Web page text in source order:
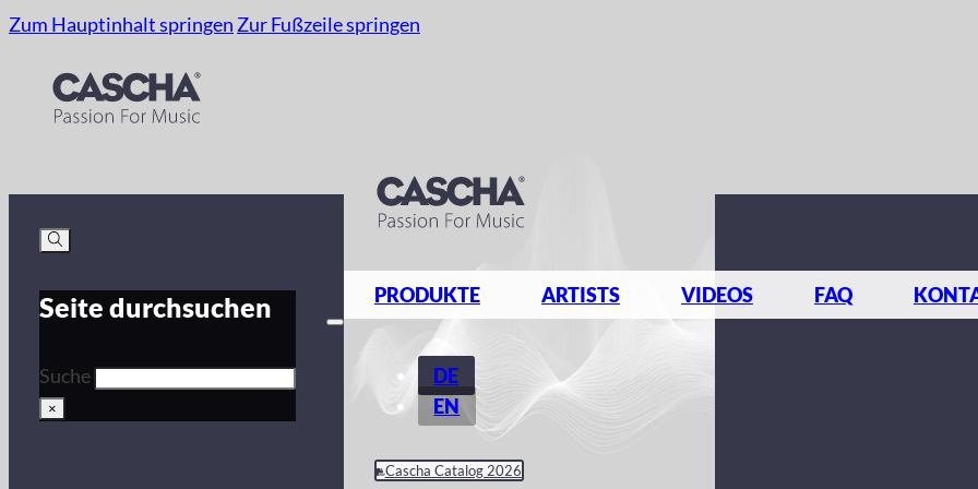
Zum Hauptinhalt springen Zur Fußzeile springen
Seite durchsuchen
Suche
×
PRODUKTE ARTISTS VIDEOS FAQ
DE
EN
Cascha Catalog 2026